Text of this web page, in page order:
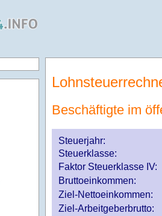
Beschäftigte im
Steuerjahr:
Steuerklasse:
Faktor Steuerklasse IV:
Bruttoeinkommen:
Ziel-Nettoeinkommen:
Ziel-Arbeitgeberbrutto: